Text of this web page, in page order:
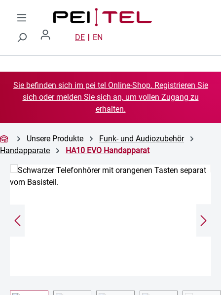
Zum Hauptinhalt springen
DE EN
Sie befinden sich im pei tel Online-Shop. Registrieren Sie
sich oder melden Sie sich an, um vollen Zugang zu
erhalten.
Unsere Produkte
Funk- und Audiozubehör
Handapparate
HA10 EVO Handapparat
Bildergalerie überspringen